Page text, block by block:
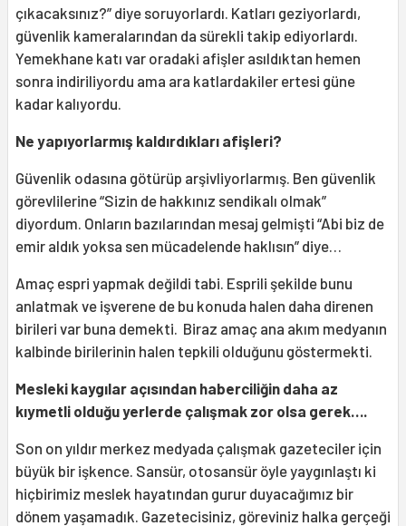
çıkacaksınız?” diye soruyorlardı. Katları geziyorlardı,
güvenlik kameralarından da sürekli takip ediyorlardı.
Yemekhane katı var oradaki afişler asıldıktan hemen
sonra indiriliyordu ama ara katlardakiler ertesi güne
kadar kalıyordu.
Ne yapıyorlarmış kaldırdıkları afişleri?
Güvenlik odasına götürüp arşivliyorlarmış. Ben güvenlik
görevlilerine “Sizin de hakkınız sendikalı olmak”
diyordum. Onların bazılarından mesaj gelmişti “Abi biz de
emir aldık yoksa sen mücadelende haklısın” diye…
Amaç espri yapmak değildi tabi. Esprili şekilde bunu
anlatmak ve işverene de bu konuda halen daha direnen
birileri var buna demekti. Biraz amaç ana akım medyanın
kalbinde birilerinin halen tepkili olduğunu göstermekti.
Mesleki kaygılar açısından haberciliğin daha az
kıymetli olduğu yerlerde çalışmak zor olsa gerek….
Son on yıldır merkez medyada çalışmak gazeteciler için
büyük bir işkence. Sansür, otosansür öyle yaygınlaştı ki
hiçbirimiz meslek hayatından gurur duyacağımız bir
dönem yaşamadık. Gazetecisiniz, göreviniz halka gerçeği